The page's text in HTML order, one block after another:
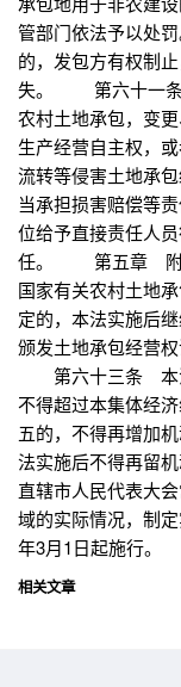
管部门依法予以处
的，发包方有权制
失。 第六十一条
农村土地承包，变
生产经营自主权，
流转等侵害土地承
当承担损害赔偿等
位给予直接责任人
任。 第五章 附
国家有关农村土地
定的，本法实施后
颁发土地承包经营
第六十三条 本法
不得超过本集体经
五的，不得再增加
法实施后不得再留
直辖市人民代表大
域的实际情况，
年3月1日起施行。
相关文章